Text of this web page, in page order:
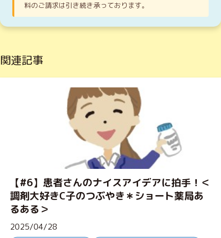
料のご請求は引き続き承っております。
関連記事
【#6】患者さんのナイスアイデアに拍手！＜
調剤大好きC子のつぶやき＊ショート薬局あ
るある＞
2025/04/28